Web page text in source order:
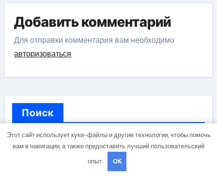
Добавить комментарий
Для отправки комментария вам необходимо
авторизоваться.
Поиск
Поиск
Этот сайт использует куки-файлы и другие технологии, чтобы помочь
вам в навигации, а также предоставить лучший пользовательский
опыт.
OK